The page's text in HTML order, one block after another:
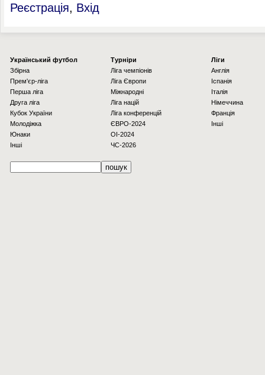
Реєстрація, Вхід
Українcький футбол
Збірна
Прем'єр-ліга
Перша ліга
Друга ліга
Кубок України
Молодіжка
Юнаки
Інші
Турніри
Ліга чемпіонів
Ліга Європи
Міжнародні
Ліга націй
Ліга конференцій
ЄВРО-2024
OI-2024
ЧС-2026
Ліги
Англія
Іспанія
Італія
Німеччина
Франція
Інші